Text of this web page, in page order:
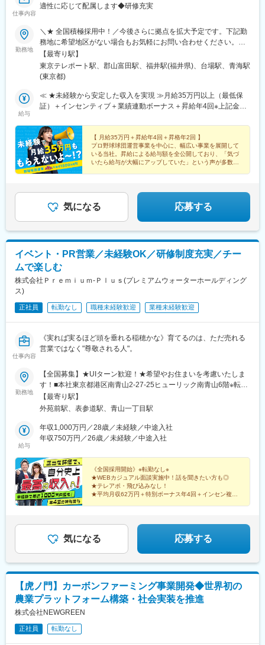
仕事内容
適性に応じて配属します◆研修充実
勤務地
＼★ 全国積極採用中！／今後さらに拠点を拡大予定です。下記勤
務地に希望地区がない場合もお気軽にお問い合わせください。≪
希望に沿わない転勤なし ★ 東京を拠点に地方都市に貢献≫■東京
本社／東京都江東区青海1-1-20 ダイバーシティ東京 オフィスタワ
ー 12F■東北オフィス／福島県郡山市八山田3丁目22■北陸オフィ
【最寄り駅】
東京テレポート駅、郡山富田駅、福井駅(福井県)、台場駅、青海駅
(東京都)
給与
≪ ★未経験から安定した収入を実現 ≫月給35万円以上（最低保
証）＋インセンティブ＋業績連動ボーナス＋昇給年4回※上記金額
す。超過分は別途支給。※最大6ヶ月の試用期間あり（期間中は月
給32万円となります/45時間分の固定残業代7万8300円～を含む/
超過分は別途支給）。※経験や能力を考慮の上、金額を決定しま
す。
【 月給35万円＋昇給年4回＋昇格年2回 】
プロ野球球団運営事業を中心に、幅広い事業を展開して
いる当社。昇給による給与額を全公開しており、「気づ
いたら給与が大幅にアップしていた」という声が多数。
気になる 応募する
イベント・PR営業／未経験OK／研修制度充実／チー
ムで楽しむ
株式会社Ｐｒｅｍｉｕｍ‐Ｐｌｕｓ(プレミアムウォーターホールディング
ス)
正社員 転勤なし 職種未経験歓迎 業種未経験歓迎
仕事内容
《実れば実るほど頭を垂れる稲穂かな》育てるのは、ただ売れる
営業ではなく"尊敬される人"。
勤務地
【全国募集】★UIターン歓迎！★希望やお住まいを考慮いたしま
す！■本社東京都港区南青山2-27-25ヒューリック南青山6階※転勤
なし※本社に出社する必要はないため、全国各地で勤務可能です
◎■勤務地・全国のイベント会場や大型ショッピングモール北海
勤務候補地：北海道、青森県、岩手県、宮城県、秋田県、山形
県、福島県、茨城県、栃木県、群馬県、埼玉県、千葉県、東京
県、岐阜県、静岡県、愛知県、三重県、滋賀県、京都府、大阪
府、兵庫県、奈良県、和歌山県、鳥取県、島根県、岡山県、広島
県、山口県、徳島県、香川県、愛媛県、高知県、福岡県、佐賀
県、長崎県、熊本県、大分県、宮崎県、鹿児島県、沖縄県
【最寄り駅】
外苑前駅、表参道駅、青山一丁目駅
給与
年収1,000万円／28歳／未経験／中途入社
年収750万円／26歳／未経験／中途入社
《全国採用開始》※転勤なし※
★WEBカジュアル面談実施中！話を聞きたい方も◎
★テレアポ・飛び込みなし！
★平均月収62万円＋特別ボーナス年4回＋インセン複数
気になる 応募する
【虎ノ門】カーボンファーミング事業開発◆世界初の
農業プラットフォーム構築・社会実装を推進
株式会社NEWGREEN
正社員 転勤なし